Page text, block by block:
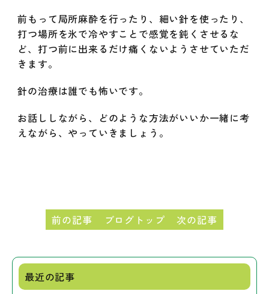
前もって局所麻酔を行ったり、細い針を使ったり、
打つ場所を氷で冷やすことで感覚を鈍くさせるな
ど、打つ前に出来るだけ痛くないようさせていただ
きます。
針の治療は誰でも怖いです。
お話ししながら、どのような方法がいいか一緖に考
えながら、やっていきましょう。
前の記事 ブログトップ 次の記事
最近の記事